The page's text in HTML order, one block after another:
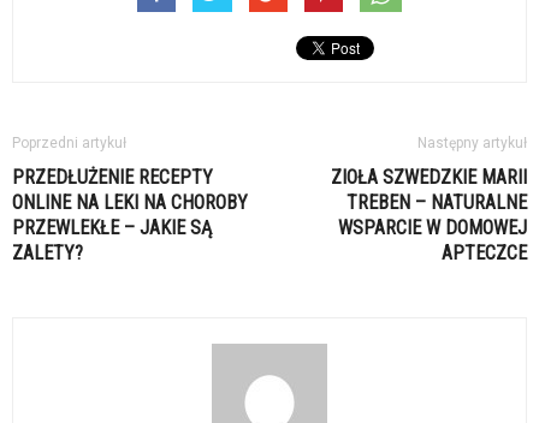
Poprzedni artykuł
PRZEDŁUŻENIE RECEPTY
ONLINE NA LEKI NA CHOROBY
PRZEWLEKŁE – JAKIE SĄ
ZALETY?
Następny artykuł
ZIOŁA SZWEDZKIE MARII
TREBEN – NATURALNE
WSPARCIE W DOMOWEJ
APTECZCE